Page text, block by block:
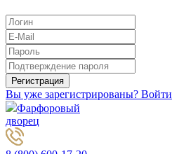
Вы уже зарегистрированы? Войти
Фарфоровый
дворец